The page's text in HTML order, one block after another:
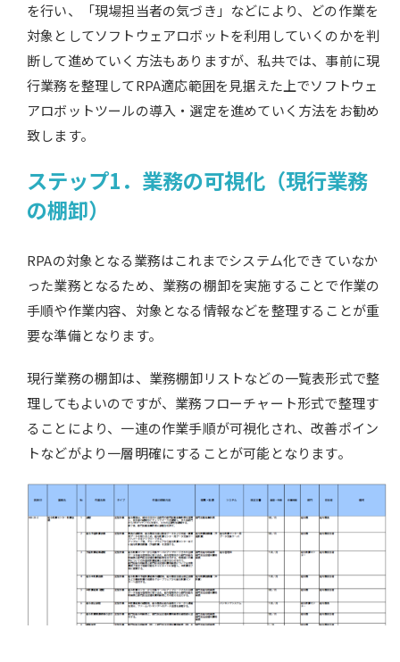
を行い、「現場担当者の気づき」などにより、どの作業を
対象としてソフトウェアロボットを利用していくのかを判
断して進めていく方法もありますが、私共では、事前に現
行業務を整理してRPA適応範囲を見据えた上でソフトウェ
アロボットツールの導入・選定を進めていく方法をお勧め
致します。
ステップ1．業務の可視化（現行業務
の棚卸）
RPAの対象となる業務はこれまでシステム化できていなか
った業務となるため、業務の棚卸を実施することで作業の
手順や作業内容、対象となる情報などを整理することが重
要な準備となります。
現行業務の棚卸は、業務棚卸リストなどの一覧表形式で整
理してもよいのですが、業務フローチャート形式で整理す
ることにより、一連の作業手順が可視化され、改善ポイン
トなどがより一層明確にすることが可能となります。